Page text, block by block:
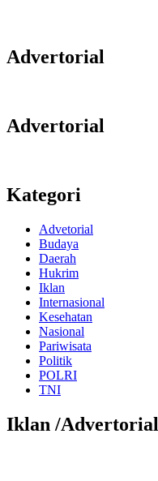
Advertorial
Advertorial
Kategori
Advetorial
Budaya
Daerah
Hukrim
Iklan
Internasional
Kesehatan
Nasional
Pariwisata
Politik
POLRI
TNI
Iklan /Advertorial